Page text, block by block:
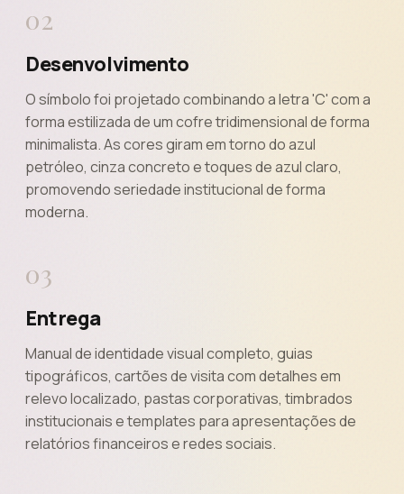
02
Desenvolvimento
O símbolo foi projetado combinando a letra 'C' com a
forma estilizada de um cofre tridimensional de forma
minimalista. As cores giram em torno do azul
petróleo, cinza concreto e toques de azul claro,
promovendo seriedade institucional de forma
moderna.
03
Entrega
Manual de identidade visual completo, guias
tipográficos, cartões de visita com detalhes em
relevo localizado, pastas corporativas, timbrados
institucionais e templates para apresentações de
relatórios financeiros e redes sociais.